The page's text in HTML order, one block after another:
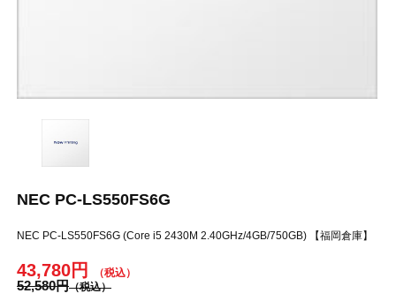
NEC PC-LS550FS6G
NEC PC-LS550FS6G (Core i5 2430M 2.40GHz/4GB/750GB) 【福岡倉庫】
43,780円
52,580円